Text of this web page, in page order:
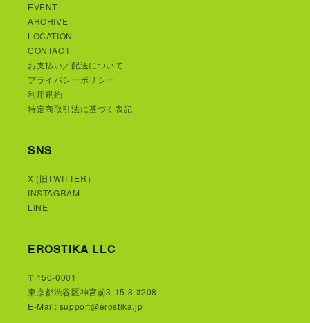
EVENT
ARCHIVE
LOCATION
CONTACT
お支払い／配送について
プライバシーポリシー
利用規約
特定商取引法に基づく表記
SNS
X (旧TWITTER）
INSTAGRAM
LINE
EROSTIKA LLC
〒150-0001
東京都渋谷区神宮前3-15-8 #208
E-Mail: support@erostika.jp